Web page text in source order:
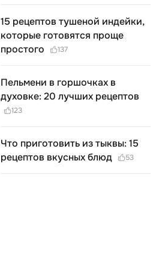
15 рецептов тушеной индейки,
которые готовятся проще
простого
137
Пельмени в горшочках в
духовке: 20 лучших рецептов
123
Что приготовить из тыквы: 15
рецептов вкусных блюд
53